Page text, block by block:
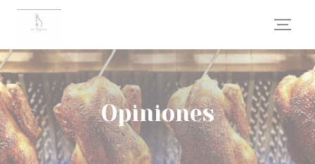
Personalización de sus opciones de cookies
Opiniones